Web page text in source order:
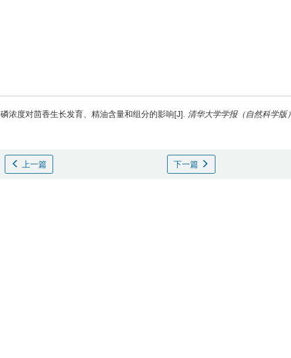
磷浓度对茴香生长发育、精油含量和组分的影响[J]. 清华大学学报（自然科学版）
上一篇 下一篇